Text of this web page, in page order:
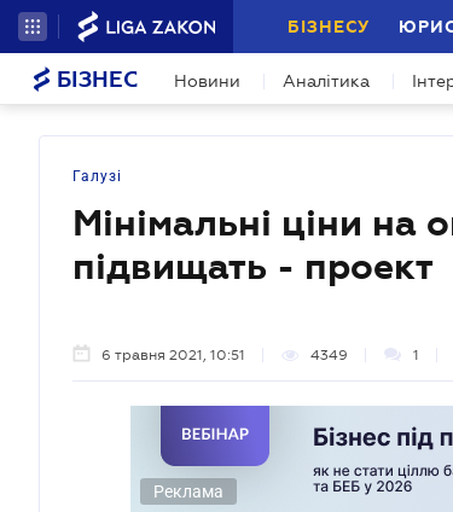
БІЗНЕСУ
БІЗНЕС Новини Аналітика
Галузі
Мінімальні ціни на
підвищать - проект
6 травня 2021, 10:51 4349 1
Реклама